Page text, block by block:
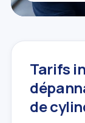
Tarifs
de